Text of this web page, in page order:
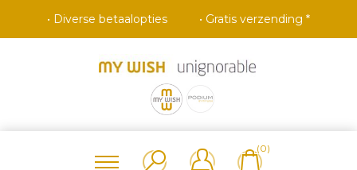
• Diverse betaalopties • Gratis verzending *
(0)